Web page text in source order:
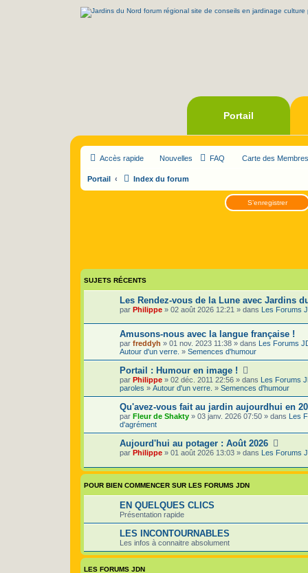
Portail
Accès rapide Nouvelles FAQ Carte des Membres
Portail Index du forum
S’enregistrer
SUJETS RÉCENTS
Les Rendez-vous de la Lune avec Jardins
par Philippe » 02 août 2026 12:21 » dans Les Forums
Amusons-nous avec la langue française !
par freddyh » 01 nov. 2023 11:38 » dans Les Forums
Autour d'un verre. » Semences d'humour
Portail : Humour en image !
par Philippe » 02 déc. 2011 22:56 » dans Les Forums
paroles » Autour d'un verre. » Semences d'humour
Qu'avez-vous fait au jardin aujourdhui en
par Fleur de Shakty » 03 janv. 2026 07:50 » dans Les
d'agrément
Aujourd'hui au potager : Août 2026
par Philippe » 01 août 2026 13:03 » dans Les Forums
POUR BIEN COMMENCER SUR LES FORUMS JDN
EN QUELQUES CLICS
Présentation rapide
LES INCONTOURNABLES
Les infos à connaitre absolument
LES FORUMS JDN